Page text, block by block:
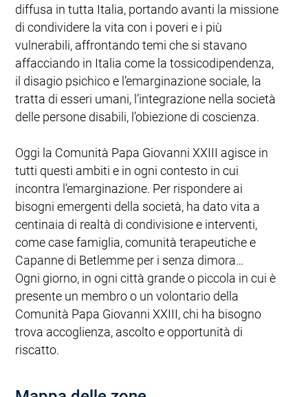
diffusa in tutta Italia, portando avanti la missione
di condividere la vita con i poveri e i più
vulnerabili, affrontando temi che si stavano
affacciando in Italia come la tossicodipendenza,
il disagio psichico e l’emarginazione sociale, la
tratta di esseri umani, l’integrazione nella società
delle persone disabili, l’obiezione di coscienza.
Oggi la Comunità Papa Giovanni XXIII agisce in
tutti questi ambiti e in ogni contesto in cui
incontra l’emarginazione. Per rispondere ai
bisogni emergenti della società, ha dato vita a
centinaia di realtà di condivisione e interventi,
come case famiglia, comunità terapeutiche e
Capanne di Betlemme per i senza dimora…
Ogni giorno, in ogni città grande o piccola in cui è
presente un membro o un volontario della
Comunità Papa Giovanni XXIII, chi ha bisogno
trova accoglienza, ascolto e opportunità di
riscatto.